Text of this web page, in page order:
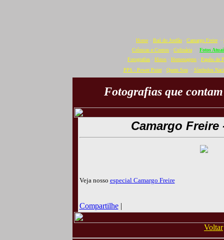
Home · Baú do Jordão · Camargo Freire ·
Crônicas e Contos · Culinária · Fotos
Fotografias · Hinos · Homenagens · Papéis de
PPS - Power Point· Quem Sou· Símbolos
Fotografias que
Camargo Freire
Veja nosso especial Camargo Freire
Compartilhe |
Voltar